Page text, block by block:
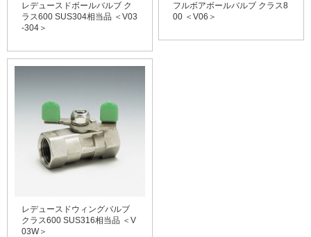
レデュースドボールバルブ ク
ラス600 SUS304相当品 ＜V03
-304＞
フルボアボールバルブ クラス8
00 ＜V06＞
レデュースドウィングバルブ
クラス600 SUS316相当品 ＜V
03W＞